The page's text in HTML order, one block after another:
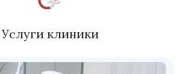
Услуги клиники